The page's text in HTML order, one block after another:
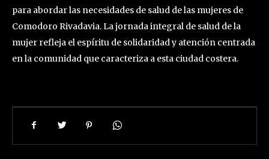
para abordar las necesidades de salud de las mujeres de
Comodoro Rivadavia. La jornada integral de salud de la
mujer refleja el espíritu de solidaridad y atención centrada
en la comunidad que caracteriza a esta ciudad costera.